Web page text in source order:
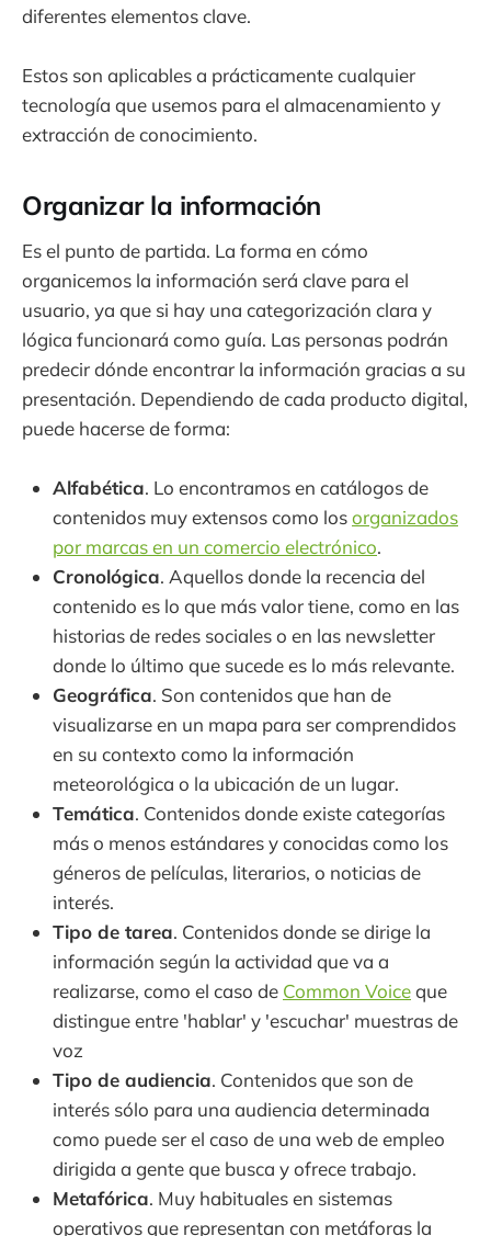
diferentes elementos clave.
Estos son aplicables a prácticamente cualquier
tecnología que usemos para el almacenamiento y
extracción de conocimiento.
Organizar la información
Es el punto de partida. La forma en cómo
organicemos la información será clave para el
usuario, ya que si hay una categorización clara y
lógica funcionará como guía. Las personas podrán
predecir dónde encontrar la información gracias a su
presentación. Dependiendo de cada producto digital,
puede hacerse de forma:
Alfabética. Lo encontramos en catálogos de
contenidos muy extensos como losorganizados
por marcas en un comercio electrónico.
Cronológica. Aquellos donde la recencia del
contenido es lo que más valor tiene, como en las
historias de redes sociales o en las newsletter
donde lo último que sucede es lo más relevante.
Geográfica. Son contenidos que han de
visualizarse en un mapa para ser comprendidos
en su contexto como la información
meteorológica o la ubicación de un lugar.
Temática. Contenidos donde existe categorías
más o menos estándares y conocidas como los
géneros de películas, literarios, o noticias de
interés.
Tipo de tarea. Contenidos donde se dirige la
información según la actividad que va a
realizarse, como el caso de Common Voiceque
distingue entre 'hablar' y 'escuchar' muestras de
voz
Tipo de audiencia. Contenidos que son de
interés sólo para una audiencia determinada
como puede ser el caso de una web de empleo
dirigida a gente que busca y ofrece trabajo.
Metafórica. Muy habituales en sistemas
operativos que representan con metáforas la